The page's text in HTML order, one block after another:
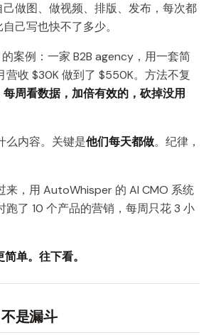
做图、做视频、排版、发布，每次都
己写也快不了多少。
案例：一家 B2B agency，用一套简
营收 $30K 做到了 $550K。方法不复
周看数据，加倍有效的，砍掉没用
么内容。关键是他们每天都做。纪律，
来，用 AutoWhisper 的 AI CMO 系统
跑了 10 个产品的营销，每周只花 3 小
单。往下看。
是漏斗